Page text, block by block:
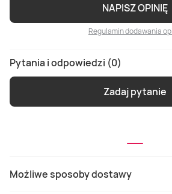
Możliwe sposoby dostawy
NAPISZ OPINIĘ
Regulamin dodawania
Pytania i odpowiedzi (0)
Zadaj pytanie